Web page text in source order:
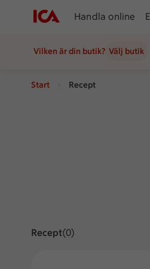
Handla online
Vilken är din butik? Välj butik
Start Recept
ReceptVisar 0 stycken
(0)